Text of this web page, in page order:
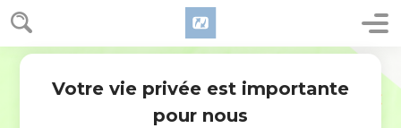
Votre vie privée est importante
pour nous